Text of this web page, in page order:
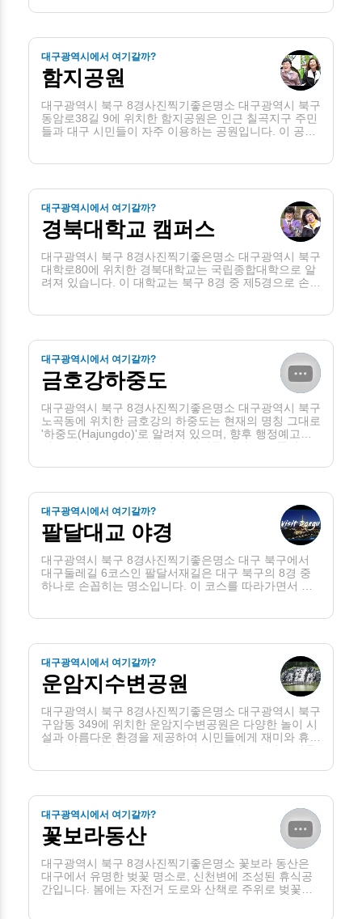
대구광역시에서 여기갈까?
함지공원
대구광역시 북구 8경사진찍기좋은명소 대구광역시 북구
동암로38길 9에 위치한 함지공원은 인근 칠곡지구 주민
들과 대구 시민들이 자주 이용하는 공원입니다. 이 공원
대구광역시에서 여기갈까?
경북대학교 캠퍼스
대구광역시 북구 8경사진찍기좋은명소 대구광역시 북구
대학로80에 위치한 경북대학교는 국립종합대학으로 알
려져 있습니다. 이 대학교는 북구 8경 중 제5경으로 손꼽
대구광역시에서 여기갈까?
금호강하중도
대구광역시 북구 8경사진찍기좋은명소 대구광역시 북구
노곡동에 위치한 금호강의 하중도는 현재의 명칭 그대로
'하중도(Hajungdo)'로 알려져 있으며, 향후 행정예고와
기초·광역·국가지명위원회의 심의를 거쳐 '금호꽃섬'으
대구광역시에서 여기갈까?
팔달대교 야경
대구광역시 북구 8경사진찍기좋은명소 대구 북구에서
대구둘레길 6코스인 팔달서재길은 대구 북구의 8경 중
하나로 손꼽히는 명소입니다. 이 코스를 따라가면서 금
대구광역시에서 여기갈까?
운암지수변공원
대구광역시 북구 8경사진찍기좋은명소 대구광역시 북구
구암동 349에 위치한 운암지수변공원은 다양한 놀이 시
설과 아름다운 환경을 제공하여 시민들에게 재미와 휴식
을 동시에 선사하는 공원입니다. 이 공원은 특히 유아들
대구광역시에서 여기갈까?
꽃보라동산
대구광역시 북구 8경사진찍기좋은명소 꽃보라 동산은
대구에서 유명한 벚꽃 명소로, 신천변에 조성된 휴식공
간입니다. 봄에는 자전거 도로와 산책로 주위로 벚꽃이